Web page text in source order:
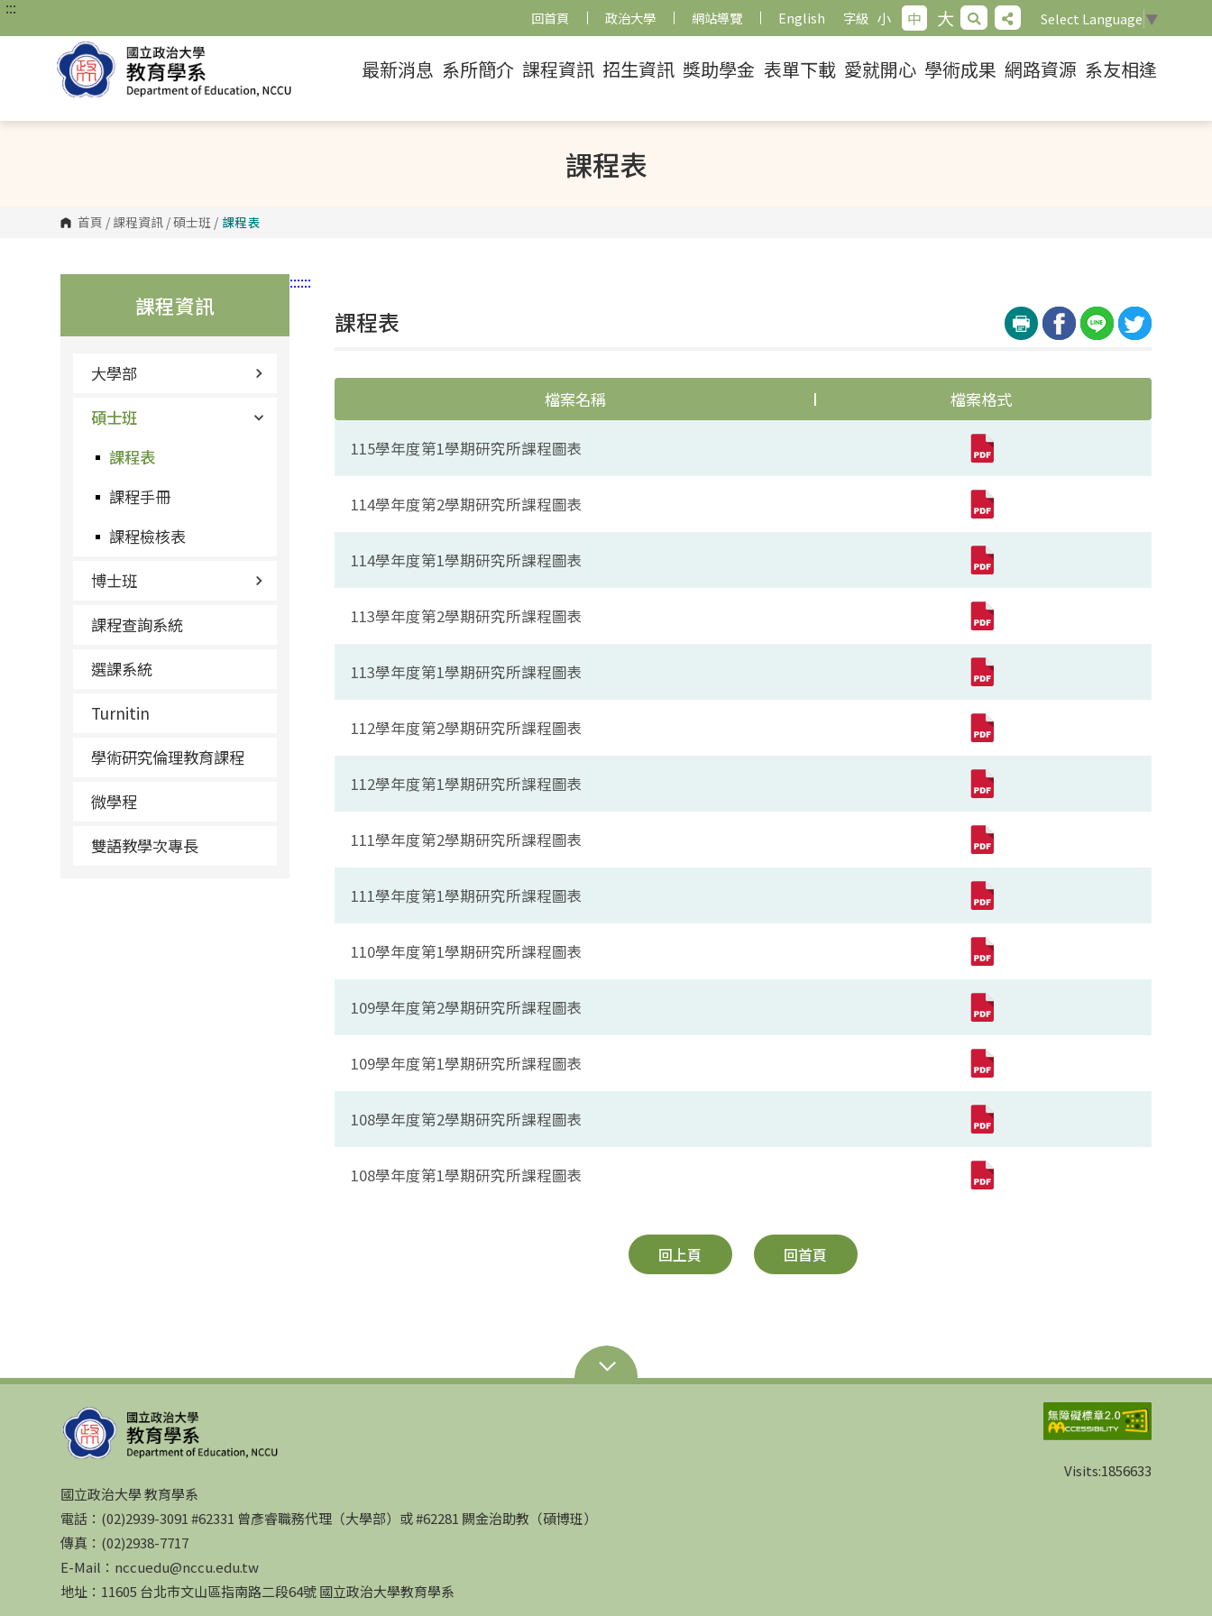
跳
主
::: 回首頁 政治大學 網站導覽 English 字級 小 中 大 Select Language ▼
最新消息 系所簡介 課程資訊 招生資訊 獎助學金 表單下載 愛就開心 學術成果 網路資源 系友相逢
課程表
首頁 / 課程資訊 /碩士班 / 課程表
:::
課程資訊
大學部
碩士班
課程表
課程手冊
課程檢核表
博士班
課程查詢系統
選課系統
Turnitin
學術研究倫理教育課程
微學程
雙語教學次專長
:::
課程表
檔案名稱 檔案格式
115學年度第1學期研究所課程圖表
114學年度第2學期研究所課程圖表
114學年度第1學期研究所課程圖表
113學年度第2學期研究所課程圖表
113學年度第1學期研究所課程圖表
112學年度第2學期研究所課程圖表
112學年度第1學期研究所課程圖表
111學年度第2學期研究所課程圖表
111學年度第1學期研究所課程圖表
110學年度第1學期研究所課程圖表
109學年度第2學期研究所課程圖表
109學年度第1學期研究所課程圖表
108學年度第2學期研究所課程圖表
108學年度第1學期研究所課程圖表
回上頁 回首頁
國立政治大學 教育學系
電話：(02)2939-3091 #62331 曾彥睿職務代理（大學部）或 #62281 闕金治助教（碩博班）
傳真：(02)2938-7717
E-Mail：nccuedu@nccu.edu.tw
地址：11605 台北市文山區指南路二段64號 國立政治大學教育學系
Visits:1856633